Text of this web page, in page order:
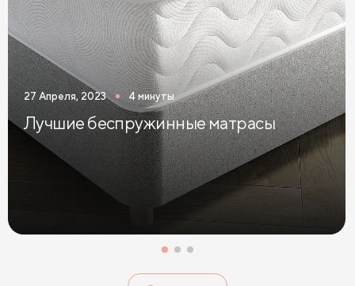
Двуспальные кровати зеленого цвета
Двуспальные кровати коричневого цвета
Двуспальные кровати красного цвета
Двуспальные кровати оранжевого цвета
Двуспальные кровати розового цвета
Двуспальные кровати синего цвета
Двуспальные кровати фиолетового цвета
27 Апреля, 2023 4 минуты
Лучшие беспружинные матрасы